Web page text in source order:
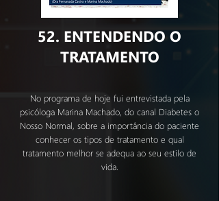
52. ENTENDENDO O
TRATAMENTO
No programa de hoje fui entrevistada pela
psicóloga Marina Machado, do canal Diabetes o
Nosso Normal, sobre a importância do paciente
conhecer os tipos de tratamento e qual
tratamento melhor se adequa ao seu estilo de
vida.